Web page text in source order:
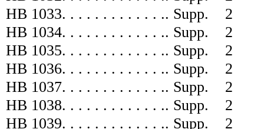
HB 1033. . . . . . . . . . . . .. Supp.
2
HB 1034. . . . . . . . . . . . .. Supp.
2
HB 1035. . . . . . . . . . . . .. Supp.
2
HB 1036. . . . . . . . . . . . .. Supp.
2
HB 1037. . . . . . . . . . . . .. Supp.
2
HB 1038. . . . . . . . . . . . .. Supp.
2
HB 1039. . . . . . . . . . . . .. Supp.
2